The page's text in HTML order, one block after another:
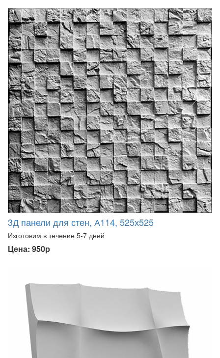
3Д панели для стен, А114, 525х525
Изготовим в течение 5-7 дней
Цена: 950р